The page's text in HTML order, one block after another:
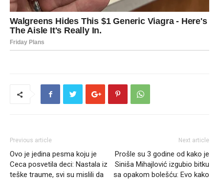
Previous article
Ovo je jedina pesma koju je
Ceca posvetila deci: Nastala iz
teške traume, svi su mislili da
Next article
Prošle su 3 godine od kako je
Siniša Mihajlović izgubio bitku
sa opakom bolešću: Evo kako